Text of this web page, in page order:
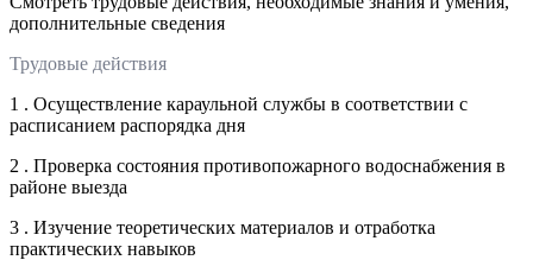
дополнительные сведения
Трудовые действия
1 . Осуществление караульной службы в соответствии с
расписанием распорядка дня
2 . Проверка состояния противопожарного водоснабжения в
районе выезда
3 . Изучение теоретических материалов и отработка
практических навыков